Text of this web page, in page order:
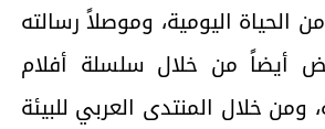
من الحياة اليومية، وموصلاً رسالته
أيضاً من خلال سلسلة أفلام
ومن خلال المنتدى العربي للبيئة